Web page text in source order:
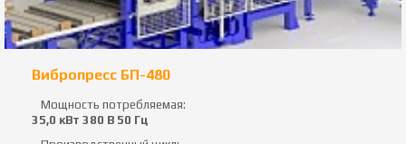
Вибропресс БП-480
Мощность потребляемая:
35,0 кВт 380 В 50 Гц